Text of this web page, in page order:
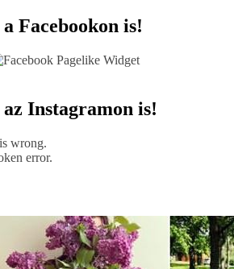
Facebookon is!
az Instagramon is!
wrong.
error.